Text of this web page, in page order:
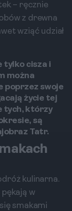
– ręcznie
z drewna
wziąć udział
tylko cisza i
można
poprzez swoje
życie tej
tych, którzy
są
Tatr.
kulinarna.
w
smakami